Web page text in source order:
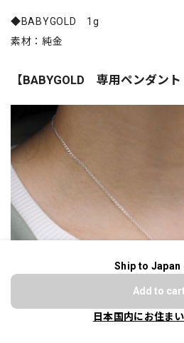
◆BABYGOLD 1g
素材：純金
【BABYGOLD 専用ペンダント
Ship to Japan
Add to cart
日本国内にお住ま
ショップに